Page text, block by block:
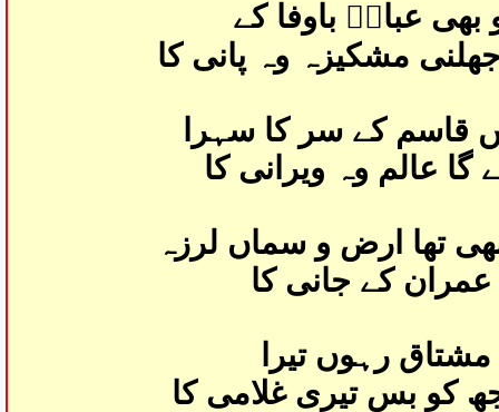
بھی عباسؑ باوفا کے
مشکیزہ وہ پانی کا
قاسم کے سر کا سہرا
عالم وہ ویرانی کا
تھا ارض و سماں لرزہ
عمران کے جانی کا
رہوں تیرا
کو بس تیری غلامی کا